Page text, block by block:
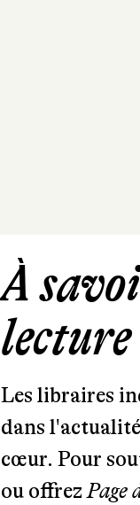
À
Les libraires
dans
cœur. Pour
ou offrezPage